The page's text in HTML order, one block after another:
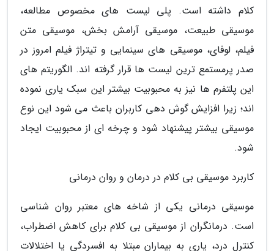
کلام داشته است. پلی لیست های مخصوص مطالعه،
موسیقی طبیعت، موسیقی آرامش بخش، موسیقی متن
فیلم، لوفای، موسیقی های سینمایی و تیتراژ فیلم امروز در
صدر پرمستمع ترین لیست ها قرار گرفته اند. الگوریتم های
این پلتفرم ها نیز به محبوبیت بیشتر این سبک یاری نموده
اند؛ زیرا افزایش گوش دهی کاربران باعث می شود این نوع
موسیقی بیشتر پیشنهاد شود و چرخه ای از محبوبیت ایجاد
شود.
کاربرد موسیقی بی کلام در درمان و روان درمانی
موسیقی درمانی یکی از شاخه های معتبر روان شناسی
است. درمانگران از موسیقی بی کلام برای کاهش اضطراب،
کنترل درد، یاری به بیماران مبتلا به افسردگی یا اختلالات